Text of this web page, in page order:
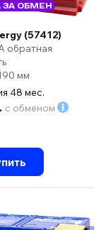
ЗА ОБМЕН
(57412)
обратная
мм
48 мес.
с обменом